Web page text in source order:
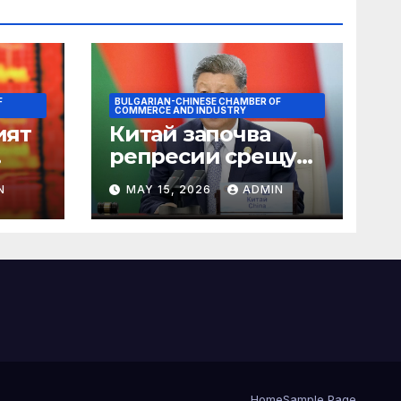
BULGARIAN-CHINESE CHAMBER OF
COMMERCE AND INDUSTRY
Китай започва
репресии срещу
незаконните
практики в сектора
на TCM
MAY 15, 2026 ADMIN